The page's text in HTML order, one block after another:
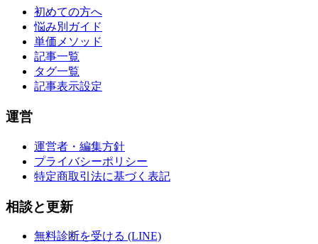
初めての方へ
悩み別ガイド
単価メソッド
記事一覧
タグ一覧
記事表示設定
運営
運営者・編集方針
プライバシーポリシー
特定商取引法に基づく表記
相談と更新
無料診断を受ける (LINE)